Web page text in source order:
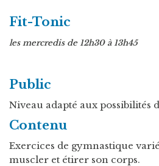
Fit-Tonic
les mercredis de 12h30 à 13h45
Public
Niveau adapté aux possibilités
Contenu
Exercices de gymnastique
muscler et étirer son corps.